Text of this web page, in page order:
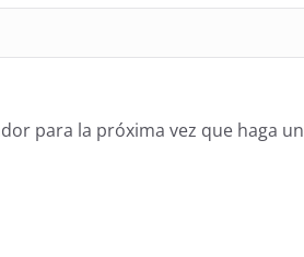
para la próxima vez que haga un